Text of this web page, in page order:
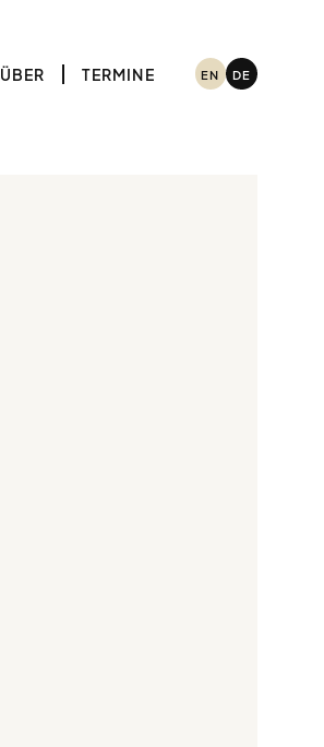
ÜBER TERMINE EN DE